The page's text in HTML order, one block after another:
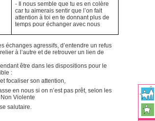
- Il nous semble que tu es en colère
car tu aimerais sentir que l’on fait
attention à toi en te donnant plus de
temps pour échanger avec nous
échanges agressifs, d’entendre un refus
à l’autre et de retrouver un lien de
être dans les dispositions pour le
:
focaliser son attention,
en nous si on n’est pas prêt, selon les
Violente
salutaire.